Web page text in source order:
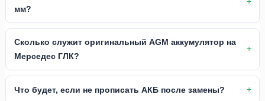
мм?
Сколько служит оригинальный AGM аккумулятор на
Мерседес ГЛК?
Что будет, если не прописать АКБ после замены?